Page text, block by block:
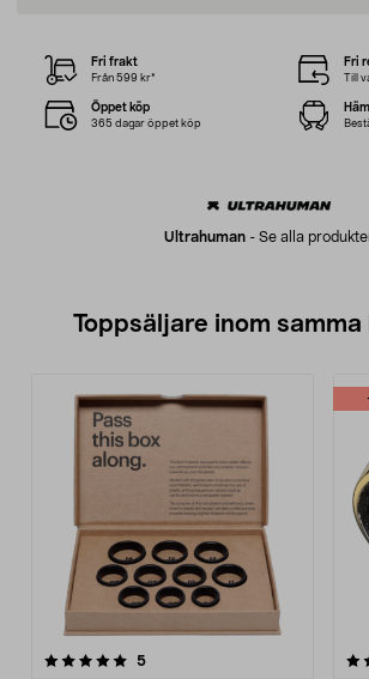
Ultrahuman- Se alla
Fri frakt
Från 599 kr*
Fri
Till
Öppet köp
365 dagar öppet köp
Toppsäljare inom
5recensioner
4.5 av 5 stjärnor